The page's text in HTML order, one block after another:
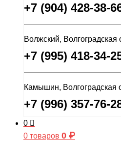
+7 (904) 428-38-
Волжский, Волгоградская
+7 (995) 418-34-
Камышин, Волгоградская
+7 (996) 357-76-
0
0 товаров 0 ₽